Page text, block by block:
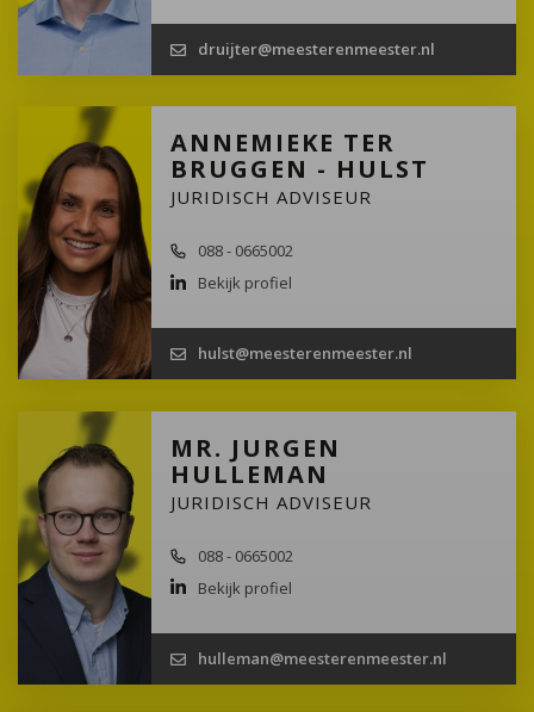
druijter@meesterenmeester.nl
ANNEMIEKE TER
BRUGGEN - HULST
JURIDISCH ADVISEUR
088 - 0665002
Bekijk profiel
hulst@meesterenmeester.nl
MR. JURGEN
HULLEMAN
JURIDISCH ADVISEUR
088 - 0665002
Bekijk profiel
hulleman@meesterenmeester.nl